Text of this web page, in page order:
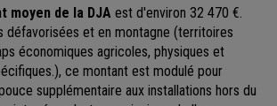
moyen de la DJA est d'environ 32 470 €.
défavorisées et en montagne (territoires
économiques agricoles, physiques et
ce montant est modulé pour
supplémentaire aux installations hors du